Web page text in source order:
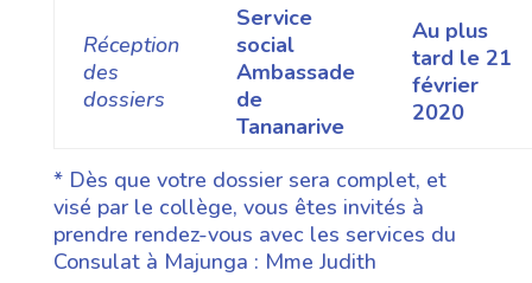
Réception
des
dossiers
Service
social
Ambassade
de
Tananarive
Au plus
tard le 21
février
2020
* Dès que votre dossier sera complet, et
visé par le collège, vous êtes invités à
prendre rendez-vous avec les services du
Consulat à Majunga : Mme Judith